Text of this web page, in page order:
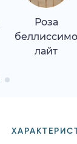
Роза
беллиссимо
лайт